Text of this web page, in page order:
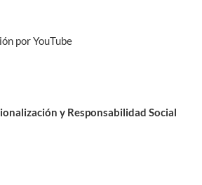
por YouTube
y Responsabilidad Social